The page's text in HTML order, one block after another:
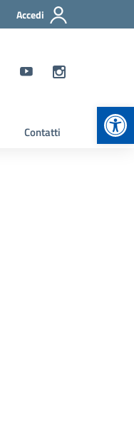
Accedi
Contatti